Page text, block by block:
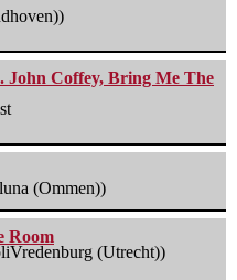
John Coffey, Bring Me The
(Ommen))
Room
(Utrecht))